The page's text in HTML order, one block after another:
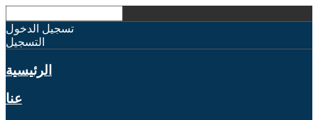
تسجيل الدخول
التسجيل
الرئيسية
عنا